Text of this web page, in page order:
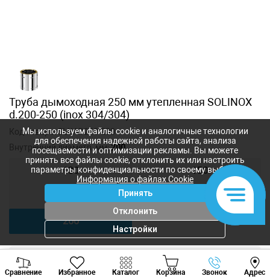
Труба дымоходная 250 мм утепленная SOLINOX
d.200-250 (inox 304/304)
Код товара:SLXAB250-200
Внутренний диаметр, мм:200
130 150
200
918
Сравнение Избранное Каталог Корзина Звонок Адрес
Viber Whatsapp
Мы используем файлы cookie и аналогичные технологии
для обеспечения надежной работы сайта, анализа
посещаемости и оптимизации рекламы. Вы можете
принять все файлы cookie, отклонить их или настроить
параметры конфиденциальности по своему выбору.
Информация о файлах Cookie
Принять
Отклонить
Настройки